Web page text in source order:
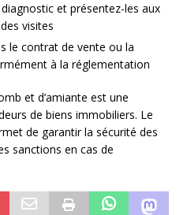
et présentez-les aux
visites
le contrat de vente ou la
à la réglementation
et d’amiante est une
de biens immobiliers. Le
de garantir la sécurité des
sanctions en cas de